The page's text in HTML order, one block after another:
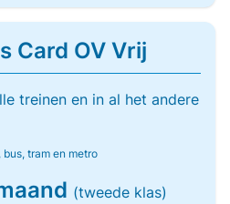
Card OV Vrij
treinen en in al het andere
tram en metro
(tweede klas)